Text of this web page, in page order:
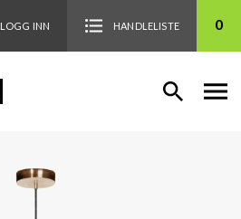
LOGG INN HANDLELISTE 0